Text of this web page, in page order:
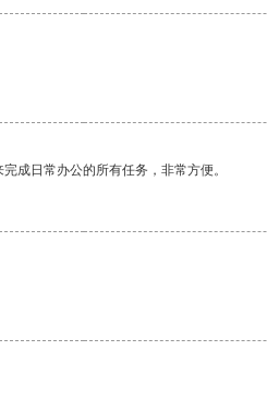
成日常办公的所有任务，非常方便。